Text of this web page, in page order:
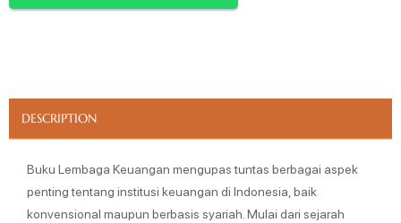
DESCRIPTION
Buku Lembaga Keuangan mengupas tuntas berbagai aspek
penting tentang institusi keuangan di Indonesia, baik
konvensional maupun berbasis syariah. Mulai dari sejarah